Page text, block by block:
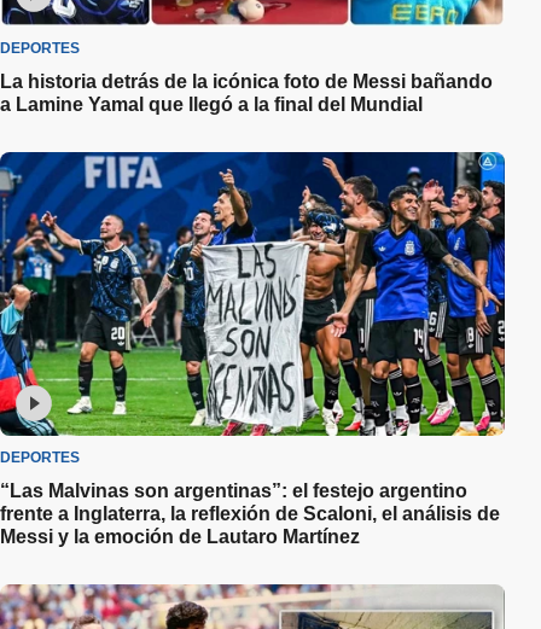
DEPORTES
La historia detrás de la icónica foto de Messi bañando
a Lamine Yamal que llegó a la final del Mundial
DEPORTES
“Las Malvinas son argentinas”: el festejo argentino
frente a Inglaterra, la reflexión de Scaloni, el análisis de
Messi y la emoción de Lautaro Martínez